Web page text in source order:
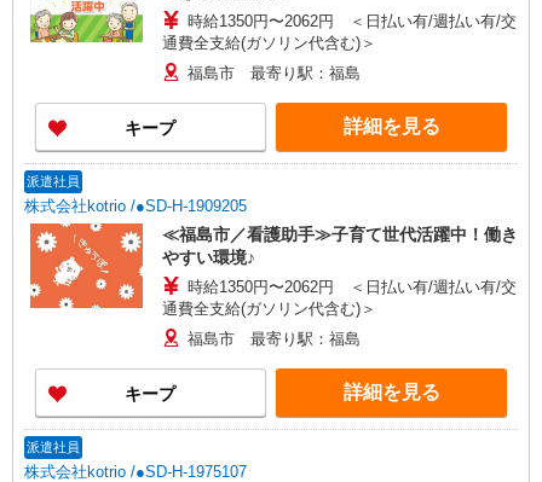
時給1350円〜2062円 ＜日払い有/週払い有/交
通費全支給(ガソリン代含む)＞
福島市 最寄り駅：福島
キープ 詳細を見る
派遣社員
株式会社kotrio /●SD-H-1909205
≪福島市／看護助手≫子育て世代活躍中！働き
やすい環境♪
時給1350円〜2062円 ＜日払い有/週払い有/交
通費全支給(ガソリン代含む)＞
福島市 最寄り駅：福島
キープ 詳細を見る
派遣社員
株式会社kotrio /●SD-H-1975107